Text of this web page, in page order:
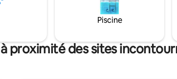
magnifique et confortable, à
centre-ville, l'accès aux
publiques est facile et à
et des attractions nous
bientôt...
de garage gratuits
Remarque :
mesjid Dkt avec
Piscine
proximité des sites